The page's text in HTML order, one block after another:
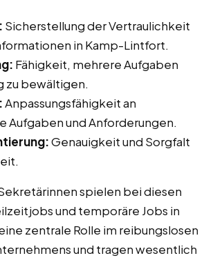
Sicherstellung der Vertraulichkeit
in Kamp-Lintfort.
Fähigkeit, mehrere Aufgaben
zu bewältigen.
Anpassungsfähigkeit an
Aufgaben und Anforderungen.
Genauigkeit und Sorgfalt
spielen bei diesen
und temporäre Jobs in
zentrale Rolle im reibungslosen
und tragen wesentlich